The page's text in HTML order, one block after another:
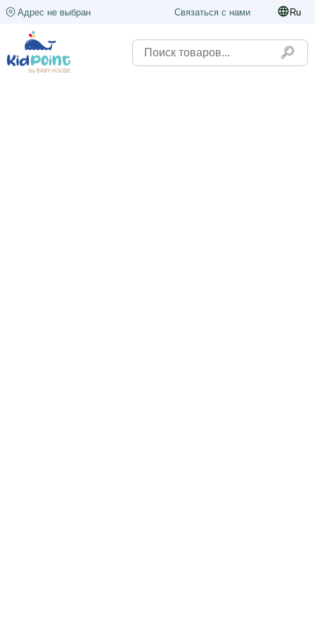
Адрес не выбран Связаться с нами Ru